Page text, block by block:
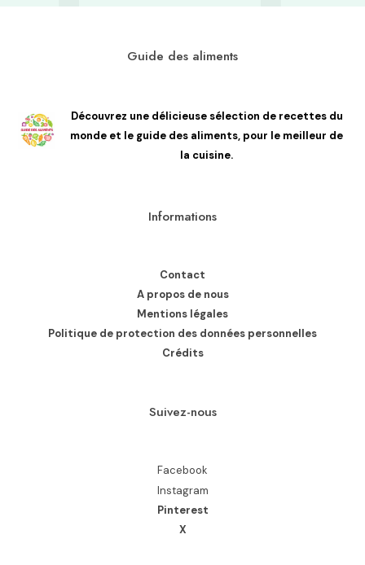
Guide des aliments
Découvrez une délicieuse sélection de recettes du
monde et le guide des aliments, pour le meilleur de
la cuisine.
Informations
Contact
A propos de nous
Mentions légales
Politique de protection des données personnelles
Crédits
Suivez-nous
Facebook
Instagram
Pinterest
X